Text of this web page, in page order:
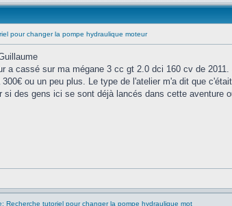
pour changer la pompe hydraulique moteur
a cassé sur ma mégane 3 cc gt 2.0 dci 160 cv de
ou un peu plus. Le type de l'atelier m'a dit que
si des gens ici se sont déjà lancés dans cette aventure
Recherche tutoriel pour changer la pompe hydraulique mot